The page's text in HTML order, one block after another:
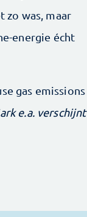
zo was, maar
energie écht
gas emissions
e.a. verschijnt